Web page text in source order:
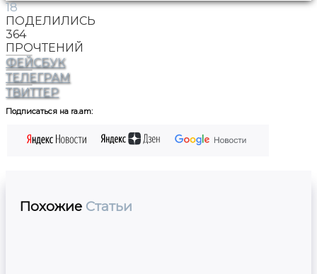
18
ПОДЕЛИЛИСЬ
364
ПРОЧТЕНИЙ
ФЕЙСБУК
ТЕЛЕГРАМ
ТВИТТЕР
Подписаться на ra.am:
Похожие Статьи